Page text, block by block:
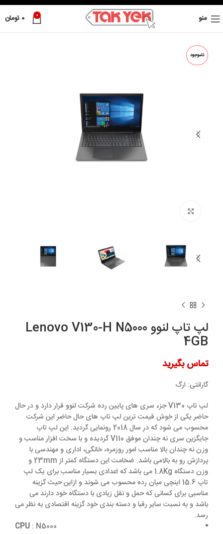
منو 0
0 تومان
ناموجود
لپ تاپ لنوو Lenovo V130-H N5000
4GB
تماس بگیرید
گارانتی: ارگ
لپ تاپ V130 جزء سری های پایین رده شرکت لنوو قرار دارد و در حال
حاضر یکی از خوش قیمت ترین لپ تاپ های حال حاضر این شرکت
محسوب می شود که در سال 2018 رونمایی گردید. این لپ تاپ
جایگزین سری نه چندان موفق V110 گردیده و با سخت افزار مناسب و
وزن نه چندان بالا مناسب امور روزمره، خانگی، اداری و مهندسی با
پردازش رو به بالامی باشد. ضخامت این دستگاه کمتر از 23mm و
وزن دستگاه 1.8Kg می باشد که اعدادی بسیار مناسب برای یک لپ
تاپ 15.6 اینچی میان رده محسوب می شوند و ازاین حیث گزینه
مناسبی برای کسانی که حمل و نقل زیادی با دستگاه خود دارند می
باشد و به نسبت سایر رقبا و دسته بندی خود گزینه اقتصادی به نظر می
رسد.
CPU : N5000